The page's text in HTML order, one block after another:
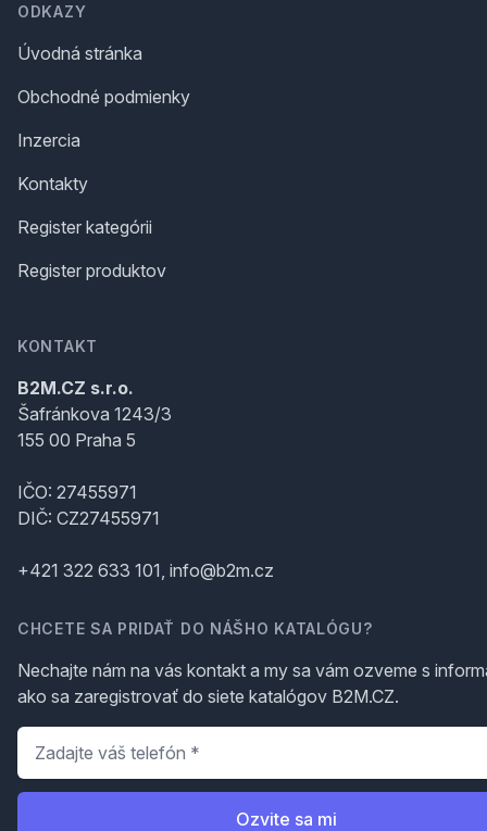
ODKAZY
Úvodná stránka
Obchodné podmienky
Inzercia
Kontakty
Register kategórii
Register produktov
KONTAKT
B2M.CZ s.r.o.
Šafránkova 1243/3
155 00 Praha 5
IČO: 27455971
DIČ: CZ27455971
+421 322 633 101, info@b2m.cz
CHCETE SA PRIDAŤ DO NÁŠHO KATALÓGU?
Nechajte nám na vás kontakt a my sa vám ozveme s
ako sa zaregistrovať do siete katalógov B2M.CZ.
Telefón
Ozvite sa mi